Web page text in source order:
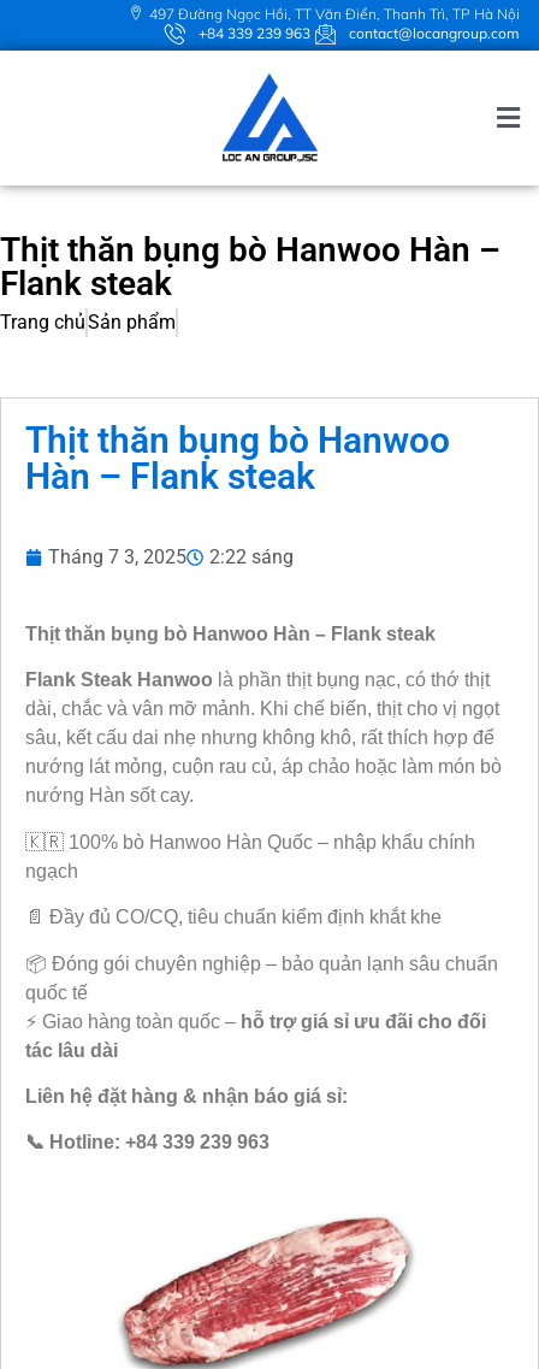
497 Đường Ngọc Hồi, TT Văn Điển, Thanh Trì, TP Hà Nội
+84 339 239 963
contact@locangroup.com
Thịt thăn bụng bò Hanwoo Hàn –
Flank steak
Trang chủSản phẩm
Thịt thăn bụng bò Hanwoo
Hàn – Flank steak
Tháng 7 3, 2025 2:22 sáng
Thịt thăn bụng bò Hanwoo Hàn – Flank steak
Flank Steak Hanwoo là phần thịt bụng nạc, có thớ thịt
dài, chắc và vân mỡ mảnh. Khi chế biến, thịt cho vị ngọt
sâu, kết cấu dai nhẹ nhưng không khô, rất thích hợp để
nướng lát mỏng, cuộn rau củ, áp chảo hoặc làm món bò
nướng Hàn sốt cay.
🇰🇷 100% bò Hanwoo Hàn Quốc – nhập khẩu chính
ngạch
📄 Đầy đủ CO/CQ, tiêu chuẩn kiểm định khắt khe
📦 Đóng gói chuyên nghiệp – bảo quản lạnh sâu chuẩn
quốc tế
⚡ Giao hàng toàn quốc – hỗ trợ giá sỉ ưu đãi cho đối
tác lâu dài
Liên hệ đặt hàng & nhận báo giá sỉ:
📞 Hotline: +84 339 239 963